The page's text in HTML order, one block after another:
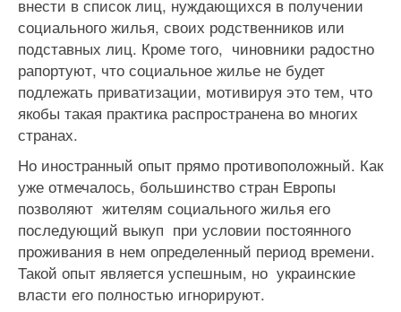
внести в список лиц, нуждающихся в получении
социального жилья, своих родственников или
подставных лиц. Кроме того, чиновники радостно
рапортуют, что социальное жилье не будет
подлежать приватизации, мотивируя это тем, что
якобы такая практика распространена во многих
странах.
Но иностранный опыт прямо противоположный. Как
уже отмечалось, большинство стран Европы
позволяют жителям социального жилья его
последующий выкуп при условии постоянного
проживания в нем определенный период времени.
Такой опыт является успешным, но украинские
власти его полностью игнорируют.